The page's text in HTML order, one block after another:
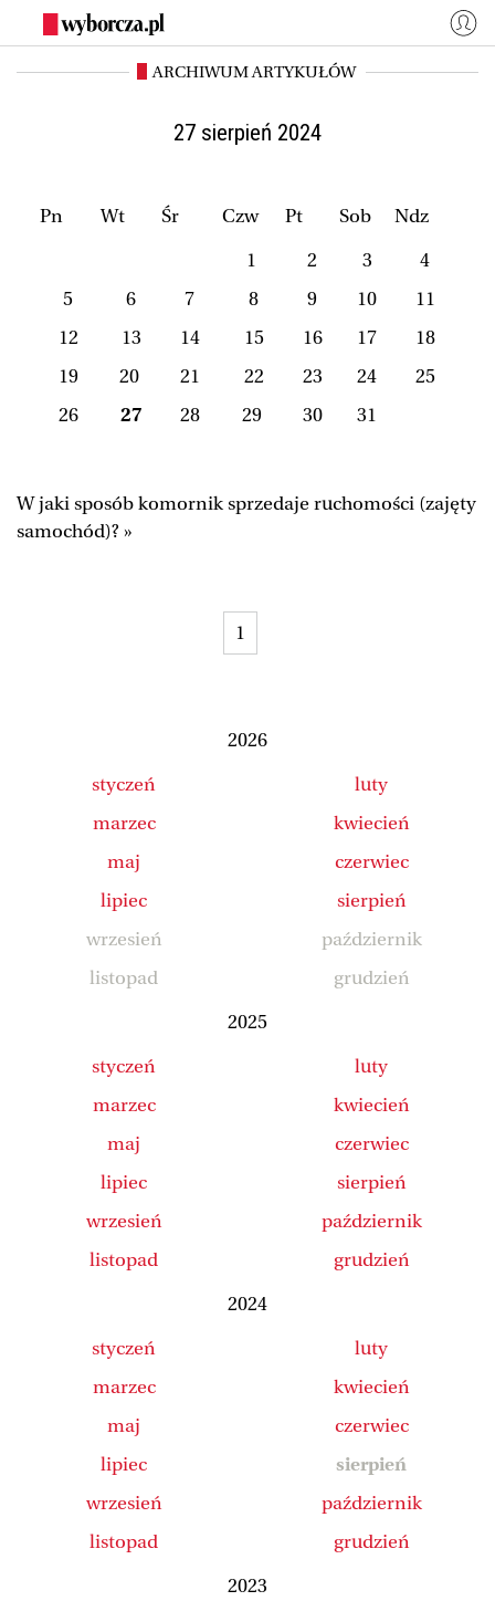
WYBORCZA.PL
Świat
Wyborcza.biz Co jest grane24
Magazyny BIQdata
Jutronauci Osiem Dziewięć
NASZE SERWISY
Duży Format Wysokie Obcasy
Zaloguj się
ARCHIWUM ARTYKUŁÓW
27 sierpień 2024
Pn Wt Śr Czw Pt Sob
Ndz
1
2 3
4
5
6 7 8 9 10
11
12
13 14 15 16 17
18
19
20 21 22 23 24
25
26
27 28 29 30 31
W jaki sposób komornik sprzedaje ruchomości (zajęty
samochód)? »
1
2026
styczeń
luty
marzec
kwiecień
maj
czerwiec
lipiec
sierpień
wrzesień
październik
listopad
grudzień
2025
styczeń
luty
marzec
kwiecień
maj
czerwiec
lipiec
sierpień
wrzesień
październik
listopad
grudzień
2024
styczeń
luty
marzec
kwiecień
maj
czerwiec
lipiec
sierpień
wrzesień
październik
listopad
grudzień
2023